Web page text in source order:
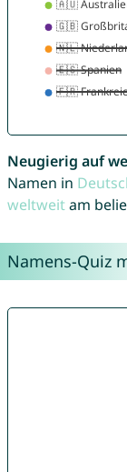
Neugierig auf
Namen in
weltweitam
Namens-Quiz